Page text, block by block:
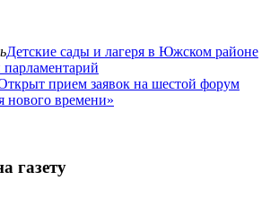
Детские сады и лагеря в Южском районе
парламентарий
прием заявок на шестой форум
нового времени»
газету